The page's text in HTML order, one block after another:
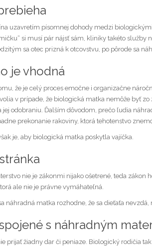
uzavretím písomnej dohody medzi
si musí pár nájsť sám, kliniky takéto
sa otec prizná k otcovstvu, po pôrode sa
je vhodná
že je celý proces emočne i organizačne
v prípade, že biologická matka nemôže byť
jej odobraniu. Ďalším dôvodom, prečo ľudia
prekonanie rakoviny, ktorá tehotenstvo
je, aby biologická matka poskytla vajíčka.
nie je zákonmi nijako ošetrené, teda zákon
ale nie je právne vymáhateľná.
náhradná matka rozhodne, že sa dieťaťa
s náhradným
prijať žiadny dar či peniaze. Biologický rodičia